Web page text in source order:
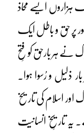
ایسے محاذ
پر حق و باطل ایک
ہر بارحق کو فتحِ
ذلیل و رُسوا ہوا۔
اسلام کی تاریخ
یہ تاریخِ انسانیت